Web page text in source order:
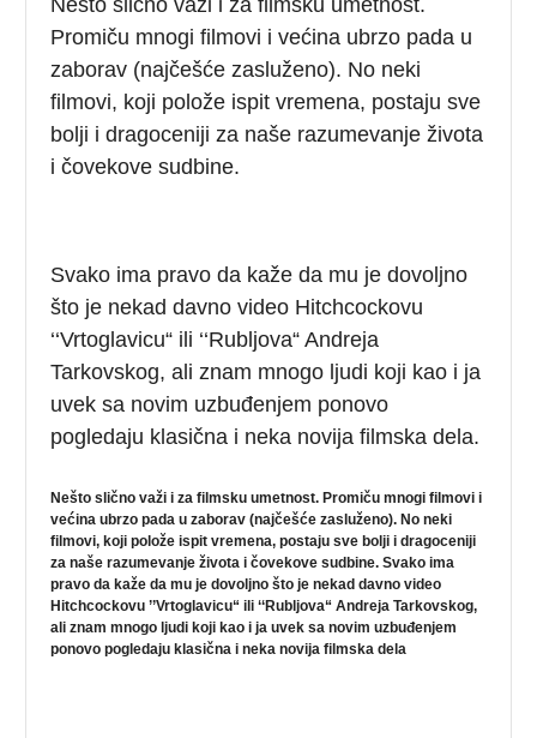
Promiču mnogi filmovi i većina ubrzo pada u
zaborav (najčešće zasluženo). No neki
filmovi, koji polože ispit vremena, postaju sve
bolji i dragoceniji za naše razumevanje života
i čovekove sudbine.
Svako ima pravo da kaže da mu je dovoljno
što je nekad davno video Hitchcockovu
‘‘Vrtoglavicu“ ili ‘‘Rubljova“ Andreja
Tarkovskog, ali znam mnogo ljudi koji kao i ja
uvek sa novim uzbuđenjem ponovo
pogledaju klasična i neka novija filmska dela.
Nešto slično važi i za filmsku umetnost. Promiču mnogi filmovi i
većina ubrzo pada u zaborav (najčešće zasluženo). No neki
filmovi, koji polože ispit vremena, postaju sve bolji i dragoceniji
za naše razumevanje života i čovekove sudbine. Svako ima
pravo da kaže da mu je dovoljno što je nekad davno video
Hitchcockovu ’’Vrtoglavicu“ ili ‘‘Rubljova“ Andreja Tarkovskog,
ali znam mnogo ljudi koji kao i ja uvek sa novim uzbuđenjem
ponovo pogledaju klasična i neka novija filmska dela